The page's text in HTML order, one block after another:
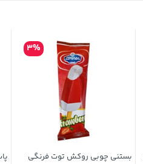
بستنی چوبی روکش توت فرنگی
3%